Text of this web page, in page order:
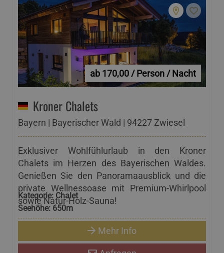
ab 170,00 / Person / Nacht
Kroner Chalets
Bayern | Bayerischer Wald | 94227 Zwiesel
Exklusiver Wohlfühlurlaub in den Kroner
Chalets im Herzen des Bayerischen Waldes.
Genießen Sie den Panoramaausblick und die
private Wellnessoase mit Premium-Whirlpool
sowie Natur-Holz-Sauna!
Kategorie: Chalet
Seehöhe: 650m
Mehr Info